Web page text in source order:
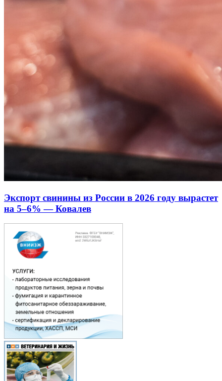
Экспорт свинины из России в 2026 году вырастет
на 5–6% — Ковалев